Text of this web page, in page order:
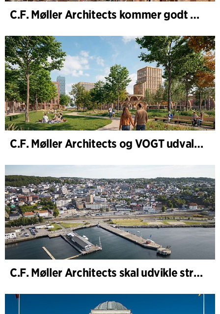
C.F. Møller Architects kommer godt ud af 2025
C.F. Møller Architects og VOGT udvalgt til at forme fremtidens Hamburg-Altona
C.F. Møller Architects skal udvikle strategien for ”Knutepunkt Larvik og indre havn”